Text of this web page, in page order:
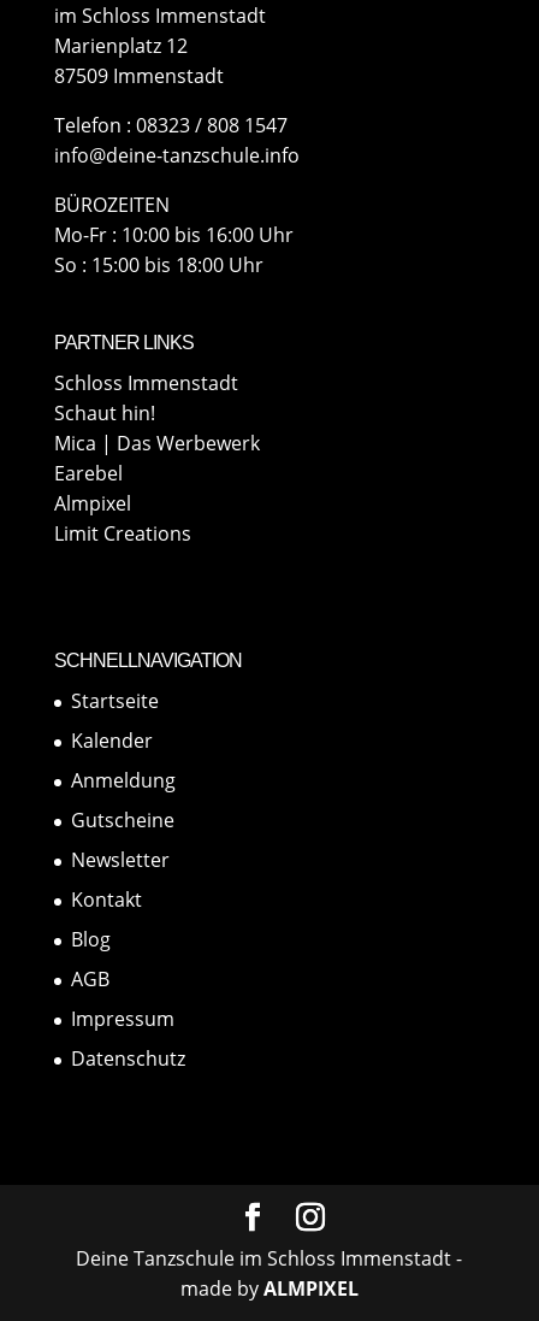
im Schloss Immenstadt
Marienplatz 12
87509 Immenstadt
​Telefon : 08323 / 808 1547
info@deine-tanzschule.info
BÜROZEITEN
Mo-Fr : 10:00 bis 16:00 Uhr
So : 15:00 bis 18:00 Uhr
PARTNER LINKS
Schloss Immenstadt
Schaut hin!
Mica | Das Werbewerk
Earebel
Almpixel
Limit Creations
SCHNELLNAVIGATION
Startseite
Kalender
Anmeldung
Gutscheine
Newsletter
Kontakt
Blog
AGB
Impressum
Datenschutz
Deine Tanzschule im Schloss Immenstadt -
made byALMPIXEL